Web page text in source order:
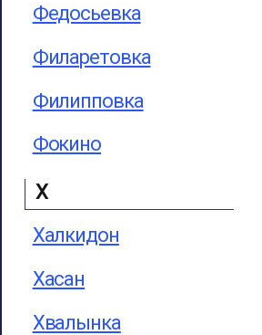
Федосьевка
Филаретовка
Филипповка
Фокино
Х
Халкидон
Хасан
Хвалынка